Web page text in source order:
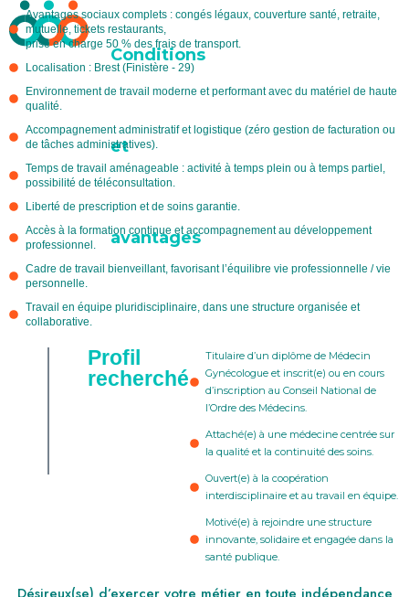
Conditions
et
avantages
Avantages sociaux complets : congés légaux, couverture santé, retraite,
mutuelle, tickets restaurants,
prise en charge 50 % des frais de transport.
Localisation : Brest (Finistère - 29)
Environnement de travail moderne et performant avec du matériel de haute
qualité.
Accompagnement administratif et logistique (zéro gestion de facturation ou
de tâches administratives).
Temps de travail aménageable : activité à temps plein ou à temps partiel,
possibilité de téléconsultation.
Liberté de prescription et de soins garantie.
Accès à la formation continue et accompagnement au développement
professionnel.
Cadre de travail bienveillant, favorisant l’équilibre vie professionnelle / vie
personnelle.
Travail en équipe pluridisciplinaire, dans une structure organisée et
collaborative.
Profil
recherché
Titulaire d’un diplôme de Médecin
Gynécologue et inscrit(e) ou en cours
d’inscription au Conseil National de
l’Ordre des Médecins.
Attaché(e) à une médecine centrée sur
la qualité et la continuité des soins.
Ouvert(e) à la coopération
interdisciplinaire et au travail en équipe.
Motivé(e) à rejoindre une structure
innovante, solidaire et engagée dans la
santé publique.